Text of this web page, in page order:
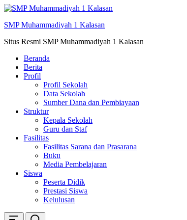
Skip
konten
SMP Muhammadiyah 1 Kalasan
Situs Resmi SMP Muhammadiyah 1 Kalasan
Beranda
Berita
Profil
Profil Sekolah
Data Sekolah
Sumber Dana dan Pembiayaan
Struktur
Kepala Sekolah
Guru dan Staf
Fasilitas
Fasilitas Sarana dan Prasarana
Buku
Media Pembelajaran
Siswa
Peserta Didik
Prestasi Siswa
Kelulusan